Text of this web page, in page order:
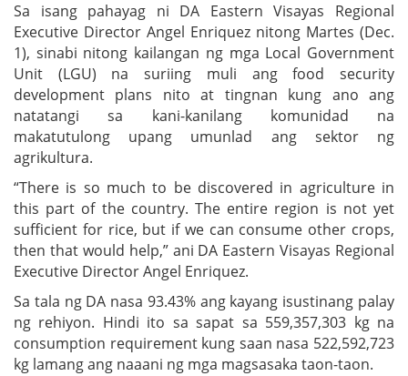
Sa isang pahayag ni DA Eastern Visayas Regional
Executive Director Angel Enriquez nitong Martes (Dec.
1), sinabi nitong kailangan ng mga Local Government
Unit (LGU) na suriing muli ang food security
development plans nito at tingnan kung ano ang
natatangi sa kani-kanilang komunidad na
makatutulong upang umunlad ang sektor ng
agrikultura.
“There is so much to be discovered in agriculture in
this part of the country. The entire region is not yet
sufficient for rice, but if we can consume other crops,
then that would help,” ani DA Eastern Visayas Regional
Executive Director Angel Enriquez.
Sa tala ng DA nasa 93.43% ang kayang isustinang palay
ng rehiyon. Hindi ito sa sapat sa 559,357,303 kg na
consumption requirement kung saan nasa 522,592,723
kg lamang ang naaani ng mga magsasaka taon-taon.